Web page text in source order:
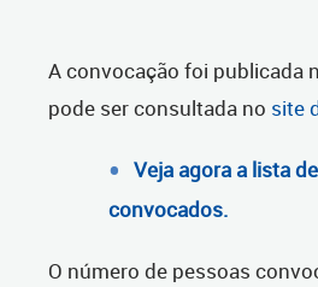
A convocação foi publicada
pode ser consultada no site
Veja agora a lista
convocados.
O número de pessoas